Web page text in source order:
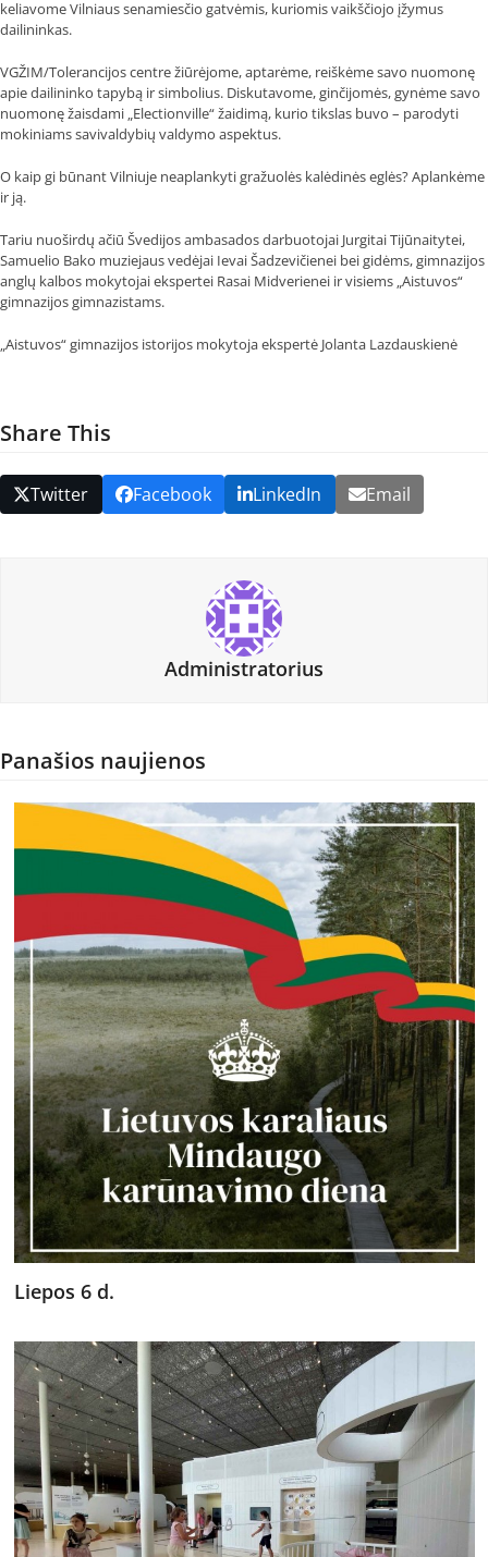
keliavome Vilniaus senamiesčio gatvėmis, kuriomis vaikščiojo įžymus
dailininkas.
VGŽIM/Tolerancijos centre žiūrėjome, aptarėme, reiškėme savo nuomonę
apie dailininko tapybą ir simbolius. Diskutavome, ginčijomės, gynėme savo
nuomonę žaisdami „Electionville“ žaidimą, kurio tikslas buvo – parodyti
mokiniams savivaldybių valdymo aspektus.
O kaip gi būnant Vilniuje neaplankyti gražuolės kalėdinės eglės? Aplankėme
ir ją.
Tariu nuoširdų ačiū Švedijos ambasados darbuotojai Jurgitai Tijūnaitytei,
Samuelio Bako muziejaus vedėjai Ievai Šadzevičienei bei gidėms, gimnazijos
anglų kalbos mokytojai ekspertei Rasai Midverienei ir visiems „Aistuvos“
gimnazijos gimnazistams.
„Aistuvos“ gimnazijos istorijos mokytoja ekspertė Jolanta Lazdauskienė
Share This
Twitter Facebook LinkedIn Email
Administratorius
Panašios naujienos
Liepos 6 d.